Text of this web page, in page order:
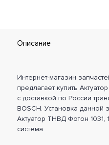
Описание
Интернет-магазин
предлагает купить
с доставкой по России
BOSCH. Установка данной
Актуатор ТНВД Фотон 1031,
система.